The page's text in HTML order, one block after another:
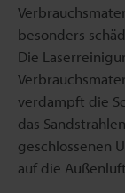
besonders
Die
verdampft die
das
geschlossenen
auf die